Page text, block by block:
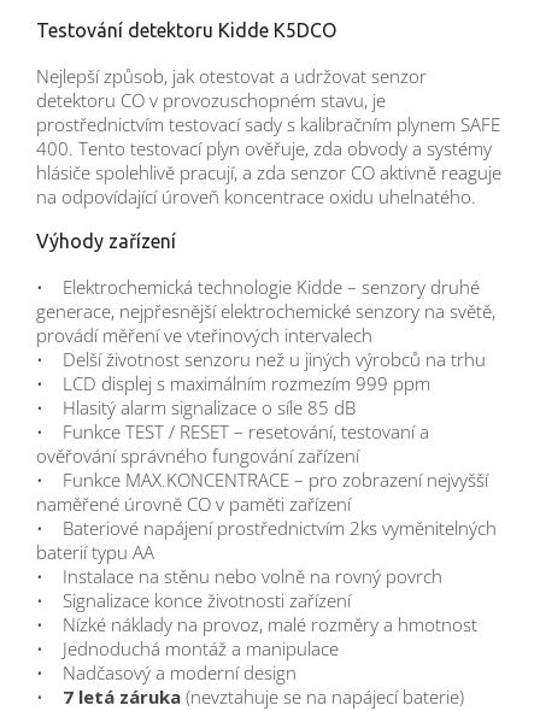
Testování detektoru Kidde K5DCO
Nejlepší způsob, jak otestovat a udržovat senzor
detektoru CO v provozuschopném stavu, je
prostřednictvím testovací sady s kalibračním plynem SAFE
400. Tento testovací plyn ověřuje, zda obvody a systémy
hlásiče spolehlivě pracují, a zda senzor CO aktivně reaguje
na odpovídající úroveň koncentrace oxidu uhelnatého.
Výhody zařízení
• Elektrochemická technologie Kidde – senzory druhé
generace, nejpřesnější elektrochemické senzory na světě,
provádí měření ve vteřinových intervalech
• Delší životnost senzoru než u jiných výrobců na trhu
• LCD displej s maximálním rozmezím 999 ppm
• Hlasitý alarm signalizace o síle 85 dB
• Funkce TEST / RESET – resetování, testovaní a
ověřování správného fungování zařízení
• Funkce MAX.KONCENTRACE – pro zobrazení nejvyšší
naměřené úrovně CO v paměti zařízení
• Bateriové napájení prostřednictvím 2ks vyměnitelných
baterií typu AA
• Instalace na stěnu nebo volně na rovný povrch
• Signalizace konce životnosti zařízení
• Nízké náklady na provoz, malé rozměry a hmotnost
• Jednoduchá montáž a manipulace
• Nadčasový a moderní design
• 7 letá záruka (nevztahuje se na napájecí baterie)